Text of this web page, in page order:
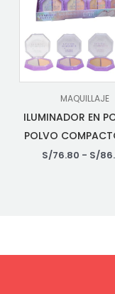
MAQUILLAJE
ILUMINADOR EN
POLVO
S/76.80 - S/